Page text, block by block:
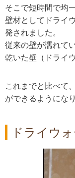
そこで短時間で均
壁材としてドライ
発されました。
従来の壁が濡れて
乾いた壁（ドライ
これまでと比べて
ができるようにな
ドライウ